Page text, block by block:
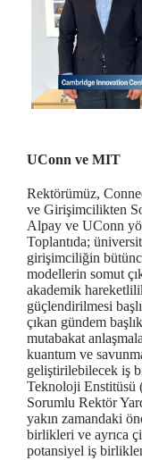
UConn ve MIT
Rektörümüz,
ve Girişimcilikten
Alpay ve UConn
Toplantıda;
girişimciliğin
modellerin somut
akademik
güçlendirilmesi
çıkan gündem
mutabakat
kuantum ve
geliştirilebilecek iş
Teknoloji Enstitüsü
Sorumlu Rektör
yakın zamandaki
birlikleri ve ayrıca
potansiyel iş